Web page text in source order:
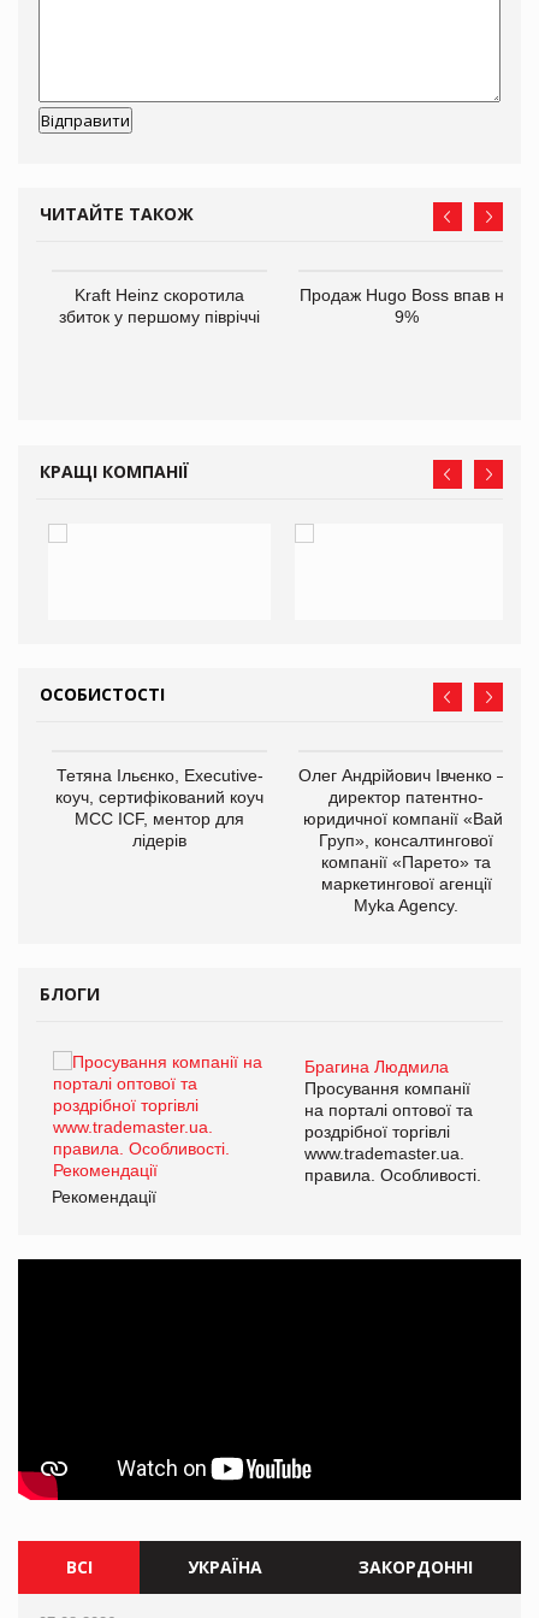
ЧИТАЙТЕ ТАКОЖ
Kraft Heinz скоротила
збиток у першому півріччі
Продаж Hugo Boss впав на
9%
КРАЩІ КОМПАНІЇ
ОСОБИСТОСТІ
Тетяна Ільєнко, Executive-
коуч, сертифікований коуч
МСС ICF, ментор для
лідерів
Олег Андрійович Івченко —
директор патентно-
юридичної компанії «Вайз
Груп», консалтингової
компанії «Парето» та
маркетингової агенції
Myka Agency.
БЛОГИ
Брагина Людмила
Просування компанії
на порталі оптової та
роздрібної торгівлі
www.trademaster.ua.
правила. Особливості.
Рекомендації
ВСІ УКРАЇНА ЗАКОРДОННІ